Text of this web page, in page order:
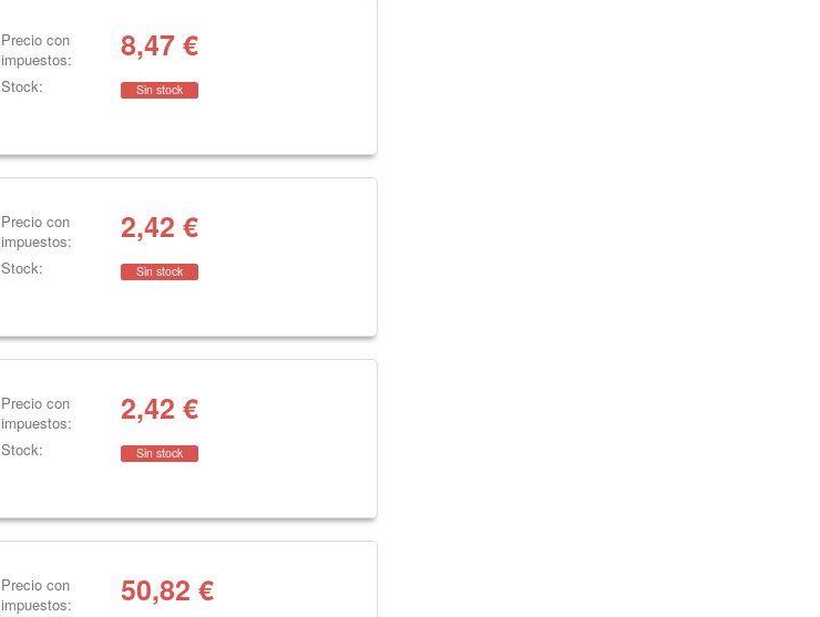
Precio con
impuestos:
8,47€
Stock: Sin stock
Precio con
impuestos:
2,42 €
Stock: Sin stock
Precio con
impuestos:
2,42 €
Stock: Sin stock
Precio con
impuestos:
50,82 €